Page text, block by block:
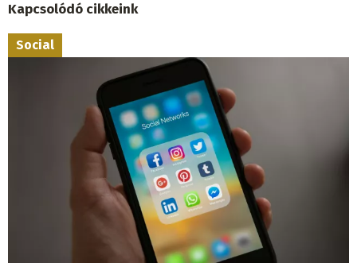
Kapcsolódó cikkeink
Social